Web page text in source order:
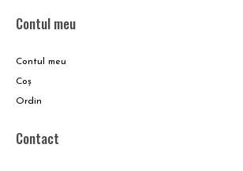
Contul meu
Contul meu
Coş
Ordin
Contact